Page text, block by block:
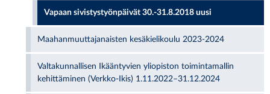
Vapaan sivistystyönpäivät 30.-31.8.2018 uusi
Maahanmuuttajanaisten kesäkielikoulu 2023-2024
Valtakunnallisen Ikääntyvien yliopiston toimintamallin
kehittäminen (Verkko-Ikis) 1.11.2022–31.12.2024